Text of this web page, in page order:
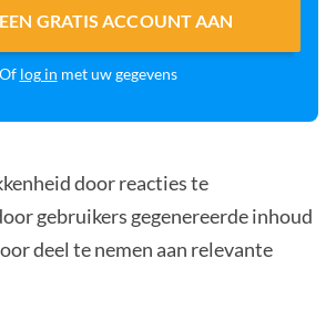
GRATIS ACCOUNT AAN
Of log in met uw gegevens
door reacties te
gebruikers gegenereerde inhoud
deel te nemen aan relevante